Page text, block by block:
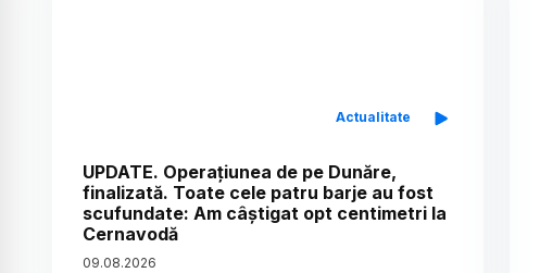
Actualitate
UPDATE. Operațiunea de pe Dunăre,
finalizată. Toate cele patru barje au fost
scufundate: Am câștigat opt centimetri la
Cernavodă
09.08.2026